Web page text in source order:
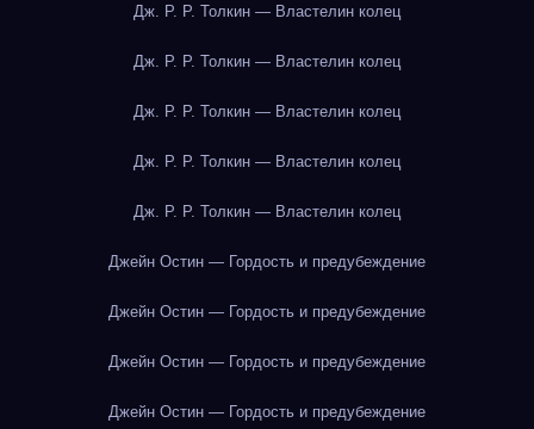
Дж. Р. Р. Толкин — Властелин колец
Дж. Р. Р. Толкин — Властелин колец
Дж. Р. Р. Толкин — Властелин колец
Дж. Р. Р. Толкин — Властелин колец
Дж. Р. Р. Толкин — Властелин колец
Джейн Остин — Гордость и предубеждение
Джейн Остин — Гордость и предубеждение
Джейн Остин — Гордость и предубеждение
Джейн Остин — Гордость и предубеждение